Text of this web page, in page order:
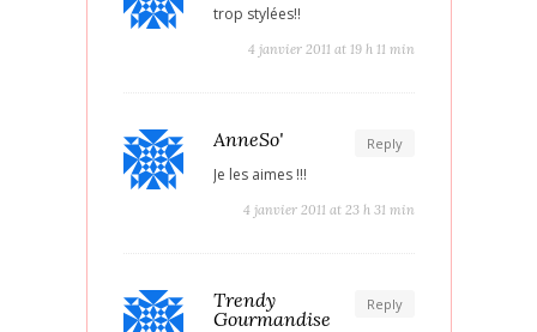
trop stylées!!
4 janvier 2011 at 19 h 11 min
Reply
AnneSo'
Je les aimes !!!
4 janvier 2011 at 23 h 31 min
Reply
Trendy
Gourmandise